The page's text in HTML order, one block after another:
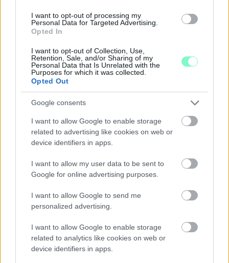
I want to opt-out of processing my
Personal Data for Targeted Advertising.
Opted In
I want to opt-out of Collection, Use,
Retention, Sale, and/or Sharing of my
Personal Data that Is Unrelated with the
Purposes for which it was collected.
Opted Out
Google consents
I want to allow Google to enable storage
related to advertising like cookies on web or
device identifiers in apps.
I want to allow my user data to be sent to
Google for online advertising purposes.
I want to allow Google to send me
personalized advertising.
I want to allow Google to enable storage
related to analytics like cookies on web or
device identifiers in apps.
ENERGIATAKARÉKOSSÁG: KORÁBBAN KEZDŐDIK
A GYŐRI AUDI ETO KC PÉNTEKI FELKÉSZÜLÉSI
MÉRKŐZÉSE
előrébb hozták a Brest Bretagne Handball elleni találkozó